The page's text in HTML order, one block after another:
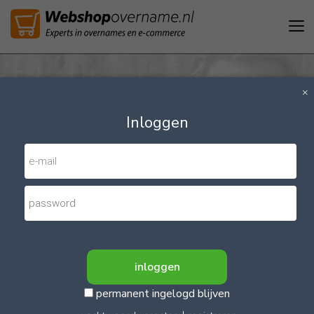
Webshop verkopen of
kopen op hét
Inloggen
×
permanent ingelogd blijven